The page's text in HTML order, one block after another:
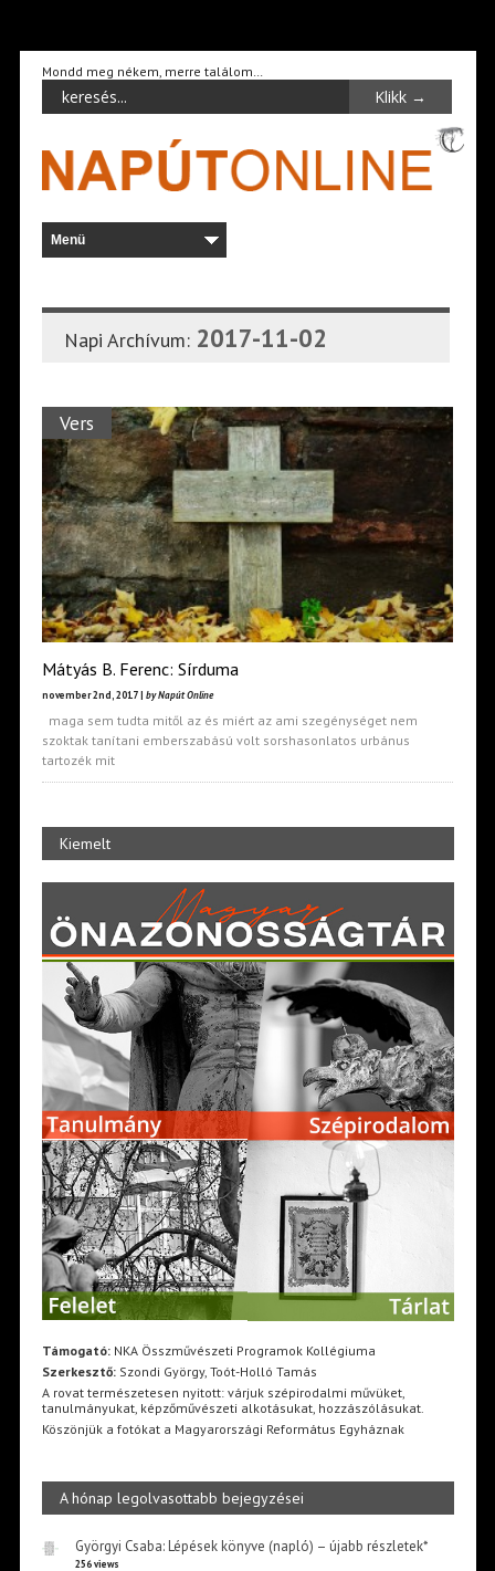
Mondd meg nékem, merre találom…
Napi Archívum: 2017-11-02
Vers
Mátyás B. Ferenc: Sírduma
november 2nd, 2017 | by Napút Online
maga sem tudta mitől az és miért az ami szegénységet nem
szoktak tanítani emberszabású volt sorshasonlatos urbánus
tartozék mit
Kiemelt
Támogató:NKA Összművészeti Programok Kollégiuma
Szerkesztő:Szondi György, Toót-Holló Tamás
A rovat természetesen nyitott: várjuk szépirodalmi művüket,
tanulmányukat, képzőművészeti alkotásukat, hozzászólásukat.
Köszönjük a fotókat a Magyarországi Református Egyháznak
A hónap legolvasottabb bejegyzései
Györgyi Csaba: Lépések könyve (napló) – újabb részletek*
256 views